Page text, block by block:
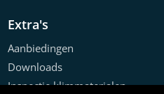
Extra's
Aanbiedingen
Downloads
Inspectie klimmaterialen